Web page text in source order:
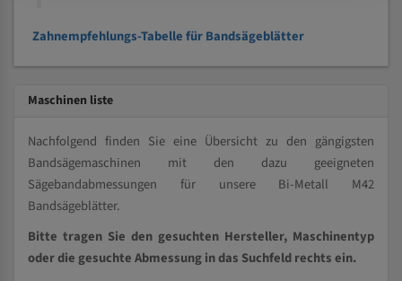
Zahnempfehlungs-Tabelle für Bandsägeblätter
Maschinen liste
Nachfolgend finden Sie eine Übersicht zu den gängigsten
Bandsägemaschinen mit den dazu geeigneten
Sägebandabmessungen für unsere Bi-Metall M42
Bandsägeblätter.
Bitte tragen Sie den gesuchten Hersteller, Maschinentyp
oder die gesuchte Abmessung in das Suchfeld rechts ein.